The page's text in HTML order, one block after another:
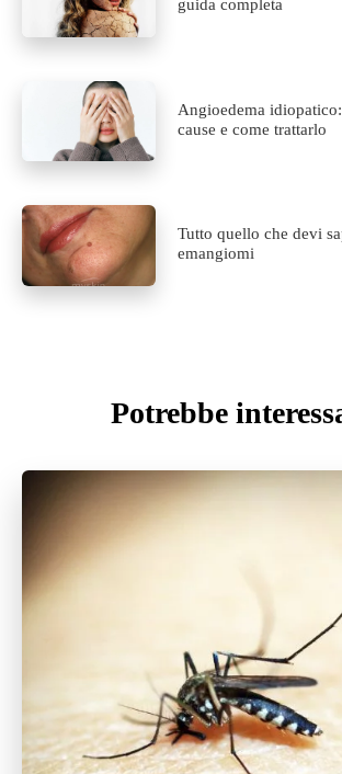
guida completa
Angioedema
cause e come trattarlo
Tutto quello che devi
emangiomi
Potrebbe